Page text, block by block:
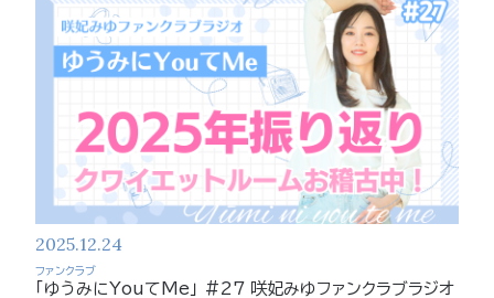
2025.12.24
ファンクラブ
「ゆうみにYouてMe」 #27 咲妃みゆファンクラブラジオ